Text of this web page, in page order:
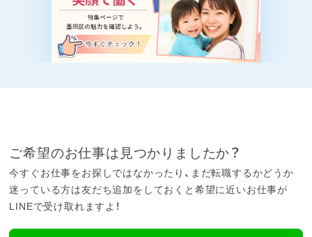
ご希望のお仕事は見つかりましたか？
今すぐお仕事をお探しではなかったり、まだ転職するかどうか
迷っている方は友だち追加をしておくと希望に近いお仕事が
LINEで受け取れますよ！